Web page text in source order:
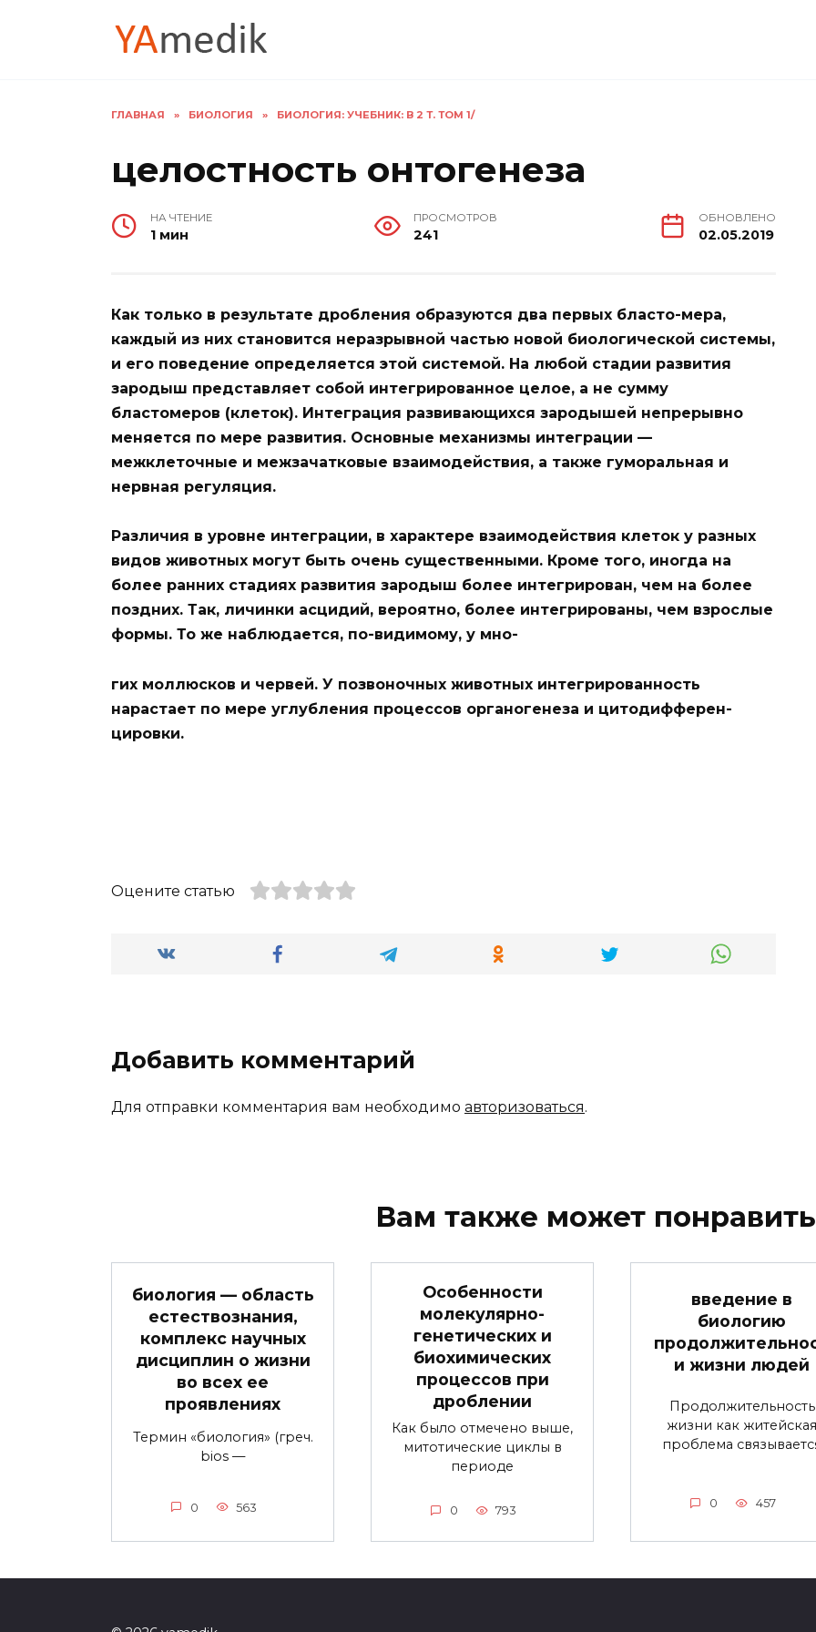
ГЛАВНАЯ » БИОЛОГИЯ » БИОЛОГИЯ: УЧЕБНИК: В 2 Т. ТОМ 1/
целостность онтогенеза
НА ЧТЕНИЕ
1 мин
ПРОСМОТРОВ
241
ОБНОВЛЕНО
02.05.2019
Как только в результате дробления образуются два первых бласто-мера,
каждый из них становится неразрывной частью новой биологической системы,
и его поведение определяется этой системой. На любой стадии развития
зародыш представляет собой интегрированное целое, а не сумму
бластомеров (клеток). Интеграция развивающихся зародышей непрерывно
меняется по мере развития. Основные механизмы интеграции —
межклеточные и межзачатковые взаимодействия, а также гуморальная и
нервная регуляция.
Различия в уровне интеграции, в характере взаимодействия клеток у разных
видов животных могут быть очень существенными. Кроме того, иногда на
более ранних стадиях развития зародыш более интегрирован, чем на более
поздних. Так, личинки асцидий, вероятно, более интегрированы, чем взрослые
формы. То же наблюдается, по-видимому, у мно-
гих моллюсков и червей. У позвоночных животных интегрированность
нарастает по мере углубления процессов органогенеза и цитодифферен-
цировки.
Оцените статью
Добавить комментарий
Для отправки комментария вам необходимо авторизоваться.
Вам также может
биология — область
естествознания,
комплекс научных
дисциплин о жизни
во всех ее
проявлениях
Термин «биология» (греч.
bios —
0 563
Особенности
молекулярно-
генетических и
биохимических
процессов при
дроблении
Как было отмечено выше,
митотические циклы в
периоде
0 793
введение в
биологию
и жизни людей
Продолжительность
жизни как житейская
проблема
0 457